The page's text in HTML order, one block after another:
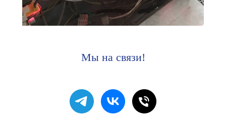
Мы на связи!